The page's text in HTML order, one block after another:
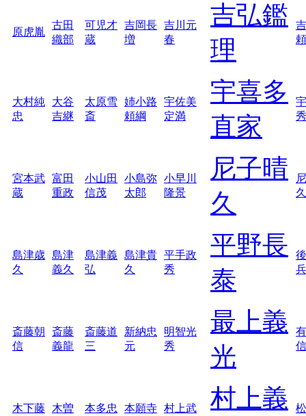
原虎胤
古田
織部
可児才
蔵
吉岡長
増
吉川元
春
吉弘鑑
理
頼
大村純
忠
大谷
吉継
太原雪
斎
姉小路
頼綱
宇佐美
定満
宇喜多
直家
宮本武
蔵
富田
重政
小山田
信茂
小島弥
太郎
小早川
隆景
尼子晴
久
久
島津歳
久
島津
義久
島津義
弘
島津貴
久
平手政
秀
平野長
泰
斎藤朝
信
斎藤
義龍
斎藤道
三
新納忠
元
明智光
秀
最上義
光
信
木下藤 木曽
本多忠
本願寺 村上武
村上義